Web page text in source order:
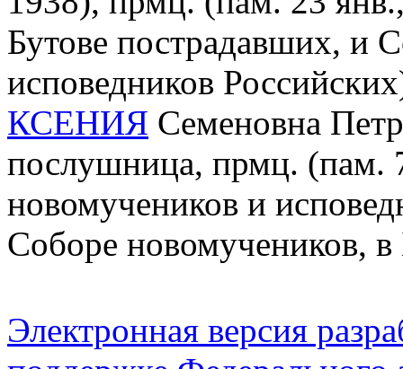
Бутове пострадавших, и
исповедников
КСЕНИЯ Семеновна
послушница, прмц. (пам.
новомучеников и
Соборе новомучеников,
Электронная версия